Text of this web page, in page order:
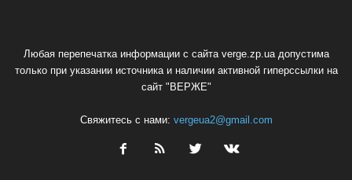
Любая перепечатка информации с сайта verge.zp.ua допустима
только при указании источника и наличии активной гиперссылки на
сайт "ВЕРЖЕ"
Свяжитесь с нами: vergeua2@gmail.com